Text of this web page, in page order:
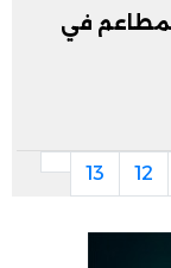
في
12
13